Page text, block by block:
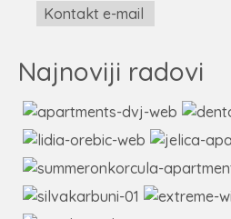
Kontakt e-mail
Najnoviji radovi